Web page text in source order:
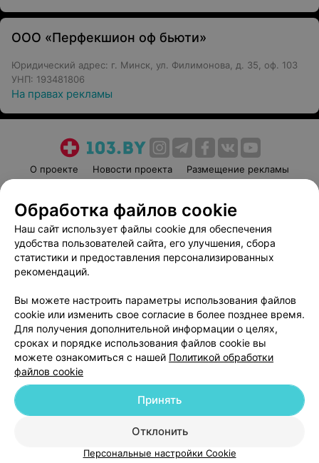
ООО «Перфекшион оф бьюти»
Юридический адрес: г. Минск, ул. Филимонова, д. 35, оф. 103
УНП: 193481806
На правах рекламы
О проекте Новости проекта
Размещение рекламы
Пользовательское соглашение
Способы оплаты
Вакансии
Партнеры
Написать руководителю 103.by
Обработка персональных данных
© 2026 ООО «Артокс Лаб», УНП 191700409
| 220012, Республика Беларусь,
Служба поддержки +375 291212755
Обработка файлов cookie
Наш сайт использует файлы cookie для обеспечения
удобства пользователей сайта, его улучшения, сбора
статистики и предоставления персонализированных
рекомендаций.
Вы можете настроить параметры использования файлов
cookie или изменить свое согласие в более позднее время.
Для получения дополнительной информации о целях,
сроках и порядке использования файлов cookie вы
можете ознакомиться с нашей Политикой обработки
файлов cookie
Отклонить
Принять
Персональные настройки Cookie